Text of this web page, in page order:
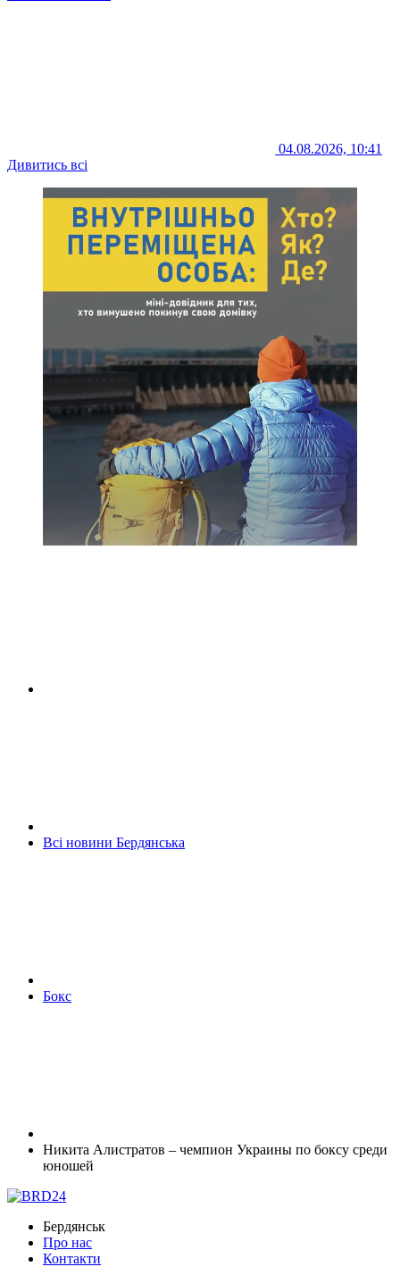
04.08.2026, 10:41
Дивитись всі
Всі новини Бердянська
Бокс
Никита Алистратов – чемпион Украины по боксу среди
юношей
Бердянськ
Про нас
Контакти